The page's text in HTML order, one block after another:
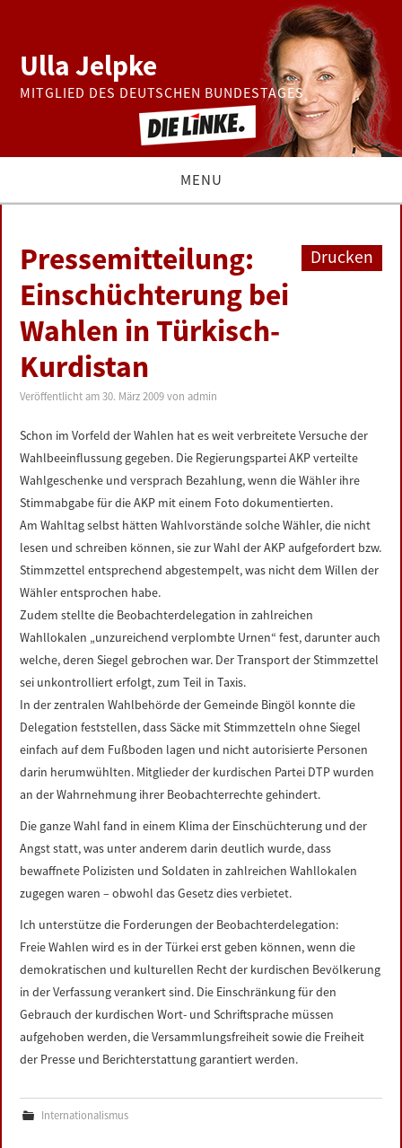
Ulla Jelpke
MITGLIED DES DEUTSCHEN BUNDESTAGES
MENU
BUNDESTAG
PRESSE
ZUR PERSON
DATENSCHUTZERKLÄRUNG
IMPRESSUM
Drucken
Pressemitteilung:
Einschüchterung bei
Wahlen in Türkisch-
Kurdistan
Veröffentlicht am30. März 2009 vonadmin
Schon im Vorfeld der Wahlen hat es weit verbreitete Versuche der
Wahlbeeinflussung gegeben. Die Regierungspartei AKP verteilte
Wahlgeschenke und versprach Bezahlung, wenn die Wähler ihre
Stimmabgabe für die AKP mit einem Foto dokumentierten.
Am Wahltag selbst hätten Wahlvorstände solche Wähler, die nicht
lesen und schreiben können, sie zur Wahl der AKP aufgefordert bzw.
Stimmzettel entsprechend abgestempelt, was nicht dem Willen der
Wähler entsprochen habe.
Zudem stellte die Beobachterdelegation in zahlreichen
Wahllokalen „unzureichend verplombte Urnen“ fest, darunter auch
welche, deren Siegel gebrochen war. Der Transport der Stimmzettel
sei unkontrolliert erfolgt, zum Teil in Taxis.
In der zentralen Wahlbehörde der Gemeinde Bingöl konnte die
Delegation feststellen, dass Säcke mit Stimmzetteln ohne Siegel
einfach auf dem Fußboden lagen und nicht autorisierte Personen
darin herumwühlten. Mitglieder der kurdischen Partei DTP wurden
an der Wahrnehmung ihrer Beobachterrechte gehindert.
Die ganze Wahl fand in einem Klima der Einschüchterung und der
Angst statt, was unter anderem darin deutlich wurde, dass
bewaffnete Polizisten und Soldaten in zahlreichen Wahllokalen
zugegen waren – obwohl das Gesetz dies verbietet.
Ich unterstütze die Forderungen der Beobachterdelegation:
Freie Wahlen wird es in der Türkei erst geben können, wenn die
demokratischen und kulturellen Recht der kurdischen Bevölkerung
in der Verfassung verankert sind. Die Einschränkung für den
Gebrauch der kurdischen Wort- und Schriftsprache müssen
aufgehoben werden, die Versammlungsfreiheit sowie die Freiheit
der Presse und Berichterstattung garantiert werden.
Internationalismus